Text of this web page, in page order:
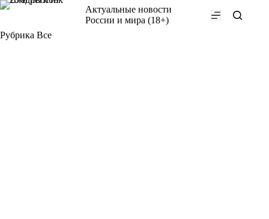
Перейти
Актуальные новости
России и мира (18+)
Рубрика Все